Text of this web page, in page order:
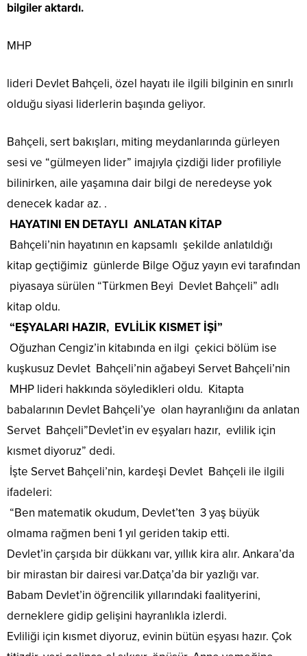
bilgiler aktardı.
MHP
lideri Devlet Bahçeli, özel hayatı ile ilgili bilginin en sınırlı
olduğu siyasi liderlerin başında geliyor.
Bahçeli, sert bakışları, miting meydanlarında gürleyen
sesi ve “gülmeyen lider” imajıyla çizdiği lider profiliyle
bilinirken, aile yaşamına dair bilgi de neredeyse yok
denecek kadar az. .
HAYATINI EN DETAYLI ANLATAN KİTAP
Bahçeli’nin hayatının en kapsamlı şekilde anlatıldığı
kitap geçtiğimiz günlerde Bilge Oğuz yayın evi tarafından
piyasaya sürülen “Türkmen Beyi Devlet Bahçeli” adlı
kitap oldu.
“EŞYALARI HAZIR, EVLİLİK KISMET İŞİ”
Oğuzhan Cengiz’in kitabında en ilgi çekici bölüm ise
kuşkusuz Devlet Bahçeli’nin ağabeyi Servet Bahçeli’nin
MHP lideri hakkında söyledikleri oldu. Kitapta
babalarının Devlet Bahçeli’ye olan hayranlığını da anlatan
Servet Bahçeli”Devlet’in ev eşyaları hazır, evlilik için
kısmet diyoruz” dedi.
İşte Servet Bahçeli’nin, kardeşi Devlet Bahçeli ile ilgili
ifadeleri:
“Ben matematik okudum, Devlet’ten 3 yaş büyük
olmama rağmen beni 1 yıl geriden takip etti.
Devlet’in çarşıda bir dükkanı var, yıllık kira alır. Ankara’da
bir mirastan bir dairesi var.Datça’da bir yazlığı var.
Babam Devlet’in öğrencilik yıllarındaki faalityerini,
derneklere gidip gelişini hayranlıkla izlerdi.
Evliliği için kısmet diyoruz, evinin bütün eşyası hazır. Çok